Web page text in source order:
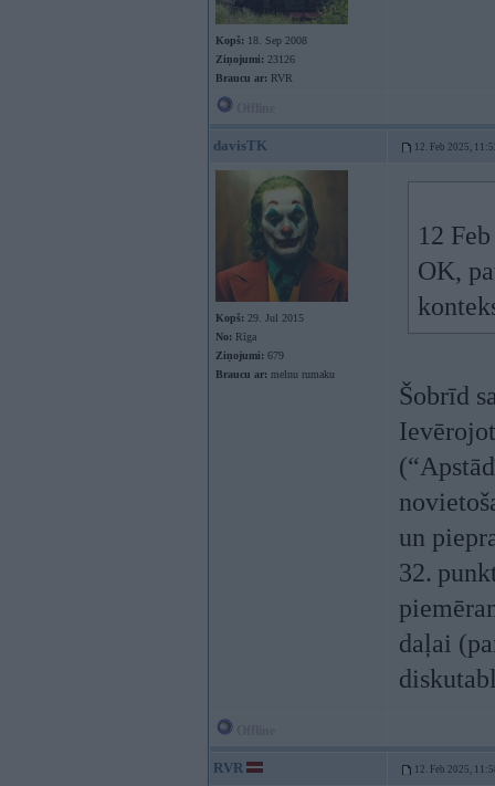
Kopš: 18. Sep 2008
Ziņojumi: 23126
Braucu ar: RVR
davisTK 12. Feb 2025,
Kopš: 29. Jul 2015
No: Rīga
Ziņojumi: 679
Braucu ar: melnu rumaku
12
OK,
Šobrīd
un
32.
daļai
RVR 12. Feb 2025,